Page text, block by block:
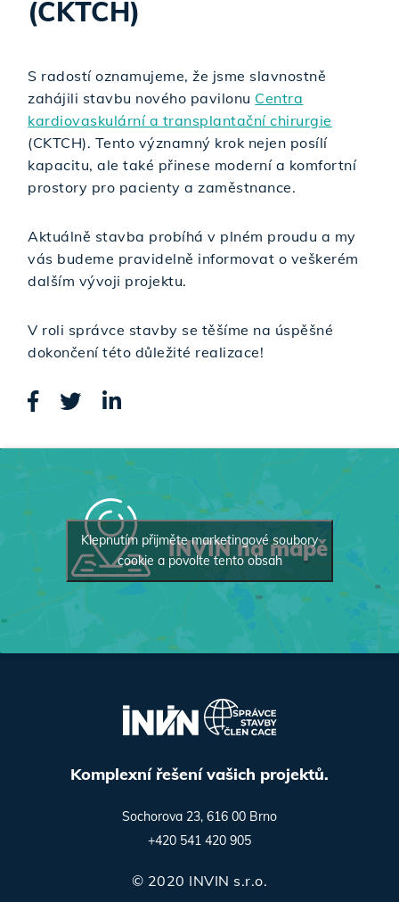
(CKTCH)
S radostí oznamujeme, že jsme slavnostně
zahájili stavbu nového pavilonu Centra
kardiovaskulární a transplantační chirurgie
(CKTCH). Tento významný krok nejen posílí
kapacitu, ale také přinese moderní a komfortní
prostory pro pacienty a zaměstnance.
Aktuálně stavba probíhá v plném proudu a my
vás budeme pravidelně informovat o veškerém
dalším vývoji projektu.
V roli správce stavby se těšíme na úspěšné
dokončení této důležité realizace!
INVIN na mapě
Klepnutím přijměte marketingové soubory
cookie a povolte tento obsah
Komplexní řešení vašich projektů.
Sochorova 23, 616 00 Brno
+420 541 420 905
© 2020 INVIN s.r.o.